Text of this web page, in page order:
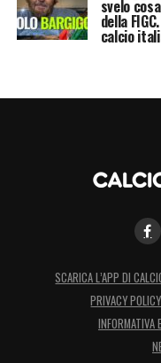
svelo
della
calcio
SCARICA L’APP DI
PRIVACY
INFORMATIVA